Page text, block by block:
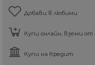
Добави в любими
Купи онлайн, вземи от
Купи на Кредит